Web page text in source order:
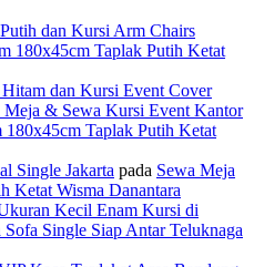
dan Kursi Arm Chairs
180x45cm Taplak Putih Ketat
dan Kursi Event Cover
Meja & Sewa Kursi Event Kantor
180x45cm Taplak Putih Ketat
Single Jakarta pada Sewa Meja
Ketat Wisma Danantara
Kecil Enam Kursi di
Sofa Single Siap Antar Teluknaga